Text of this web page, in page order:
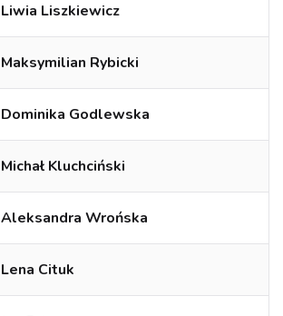
Liwia Liszkiewicz
Maksymilian Rybicki
Dominika Godlewska
Michał Kluchciński
Aleksandra Wrońska
Lena Cituk